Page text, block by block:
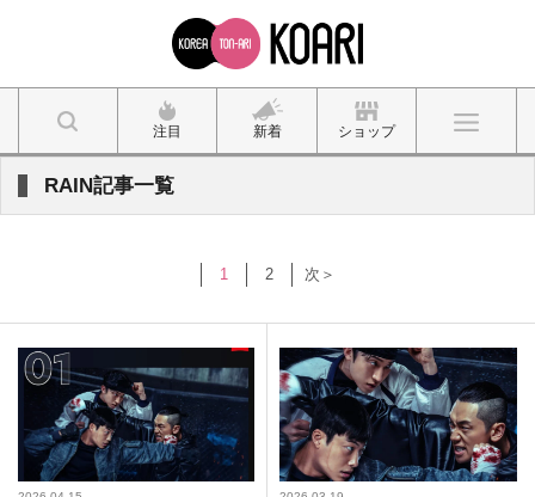
注目 新着 ショップ
RAIN記事一覧
1 2 次＞